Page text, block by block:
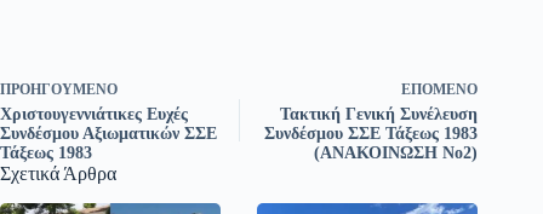
ΠΡΟΗΓΟΎΜΕΝΟ
Χριστουγεννιάτικες Ευχές
Συνδέσμου Αξιωματικών ΣΣΕ
Τάξεως 1983
ΕΠΌΜΕΝΟ
Τακτική Γενική Συνέλευση
Συνδέσμου ΣΣΕ Τάξεως 1983
(ΑΝΑΚΟΙΝΩΣΗ Νο2)
Σχετικά Άρθρα